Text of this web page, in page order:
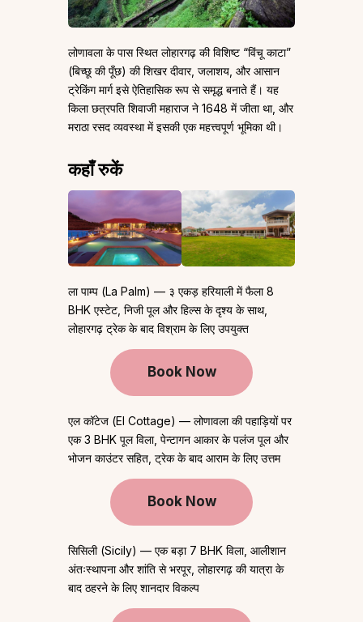
लोणावला के पास स्थित लोहारगढ़ की विशिष्ट “विंचू काटा”
(बिच्छू की पूँछ) की शिखर दीवार, जलाशय, और आसान
ट्रेकिंग मार्ग इसे ऐतिहासिक रूप से समृद्ध बनाते हैं। यह
किला छत्रपति शिवाजी महाराज ने 1648 में जीता था, और
मराठा रसद व्यवस्था में इसकी एक महत्त्वपूर्ण भूमिका थी।
कहाँ रुकें
ला पाम्प (La Palm) — ३ एकड़ हरियाली में फैला 8
BHK एस्टेट, निजी पूल और हिल्स के दृश्य के साथ,
लोहारगढ़ ट्रेक के बाद विश्राम के लिए उपयुक्त
Book Now
एल कॉटेज (El Cottage) — लोणावला की पहाड़ियों पर
एक 3 BHK पूल विला, पेन्टागन आकार के पलंज पूल और
भोजन काउंटर सहित, ट्रेक के बाद आराम के लिए उत्तम
Book Now
सिसिली (Sicily) — एक बड़ा 7 BHK विला, आलीशान
अंतःस्थापना और शांति से भरपूर, लोहारगढ़ की यात्रा के
बाद ठहरने के लिए शानदार विकल्प